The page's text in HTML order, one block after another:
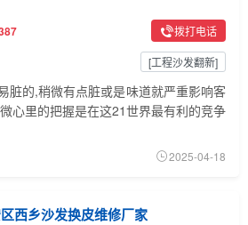
拨打电话
[工程沙发翻新]
脏的,稍微有点脏或是味道就严重影响客
心里的把握是在这21世界最有利的竞争
2025-04-18
西乡沙发换皮维修厂家